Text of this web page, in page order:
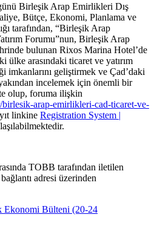
Birleşik Arap Emirlikleri Dış
Bütçe, Ekonomi, Planlama ve
tarafından, “Birleşik Arap
Forumu”nun, Birleşik Arap
bulunan Rixos Marina Hotel’de
ülke arasındaki ticaret ve yatırım
imkanlarını geliştirmek ve Çad’daki
incelemek için önemli bir
olup, foruma ilişkin
arap-emirlikleri-cad-ticaret-ve-
linkine Registration System |
TOBB tarafından iletilen
adresi üzerinden
Ekonomi Bülteni (20-24